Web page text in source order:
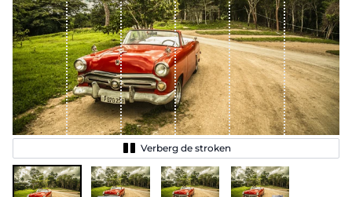
Verberg de stroken